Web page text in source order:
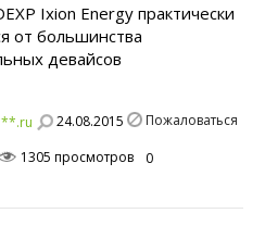
Ixion Energy практически
от большинства
девайсов
24.08.2015 Пожаловаться
1305 просмотров 0